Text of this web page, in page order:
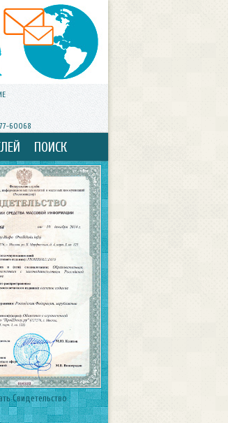
60068
ПОИСК
Свидетельство